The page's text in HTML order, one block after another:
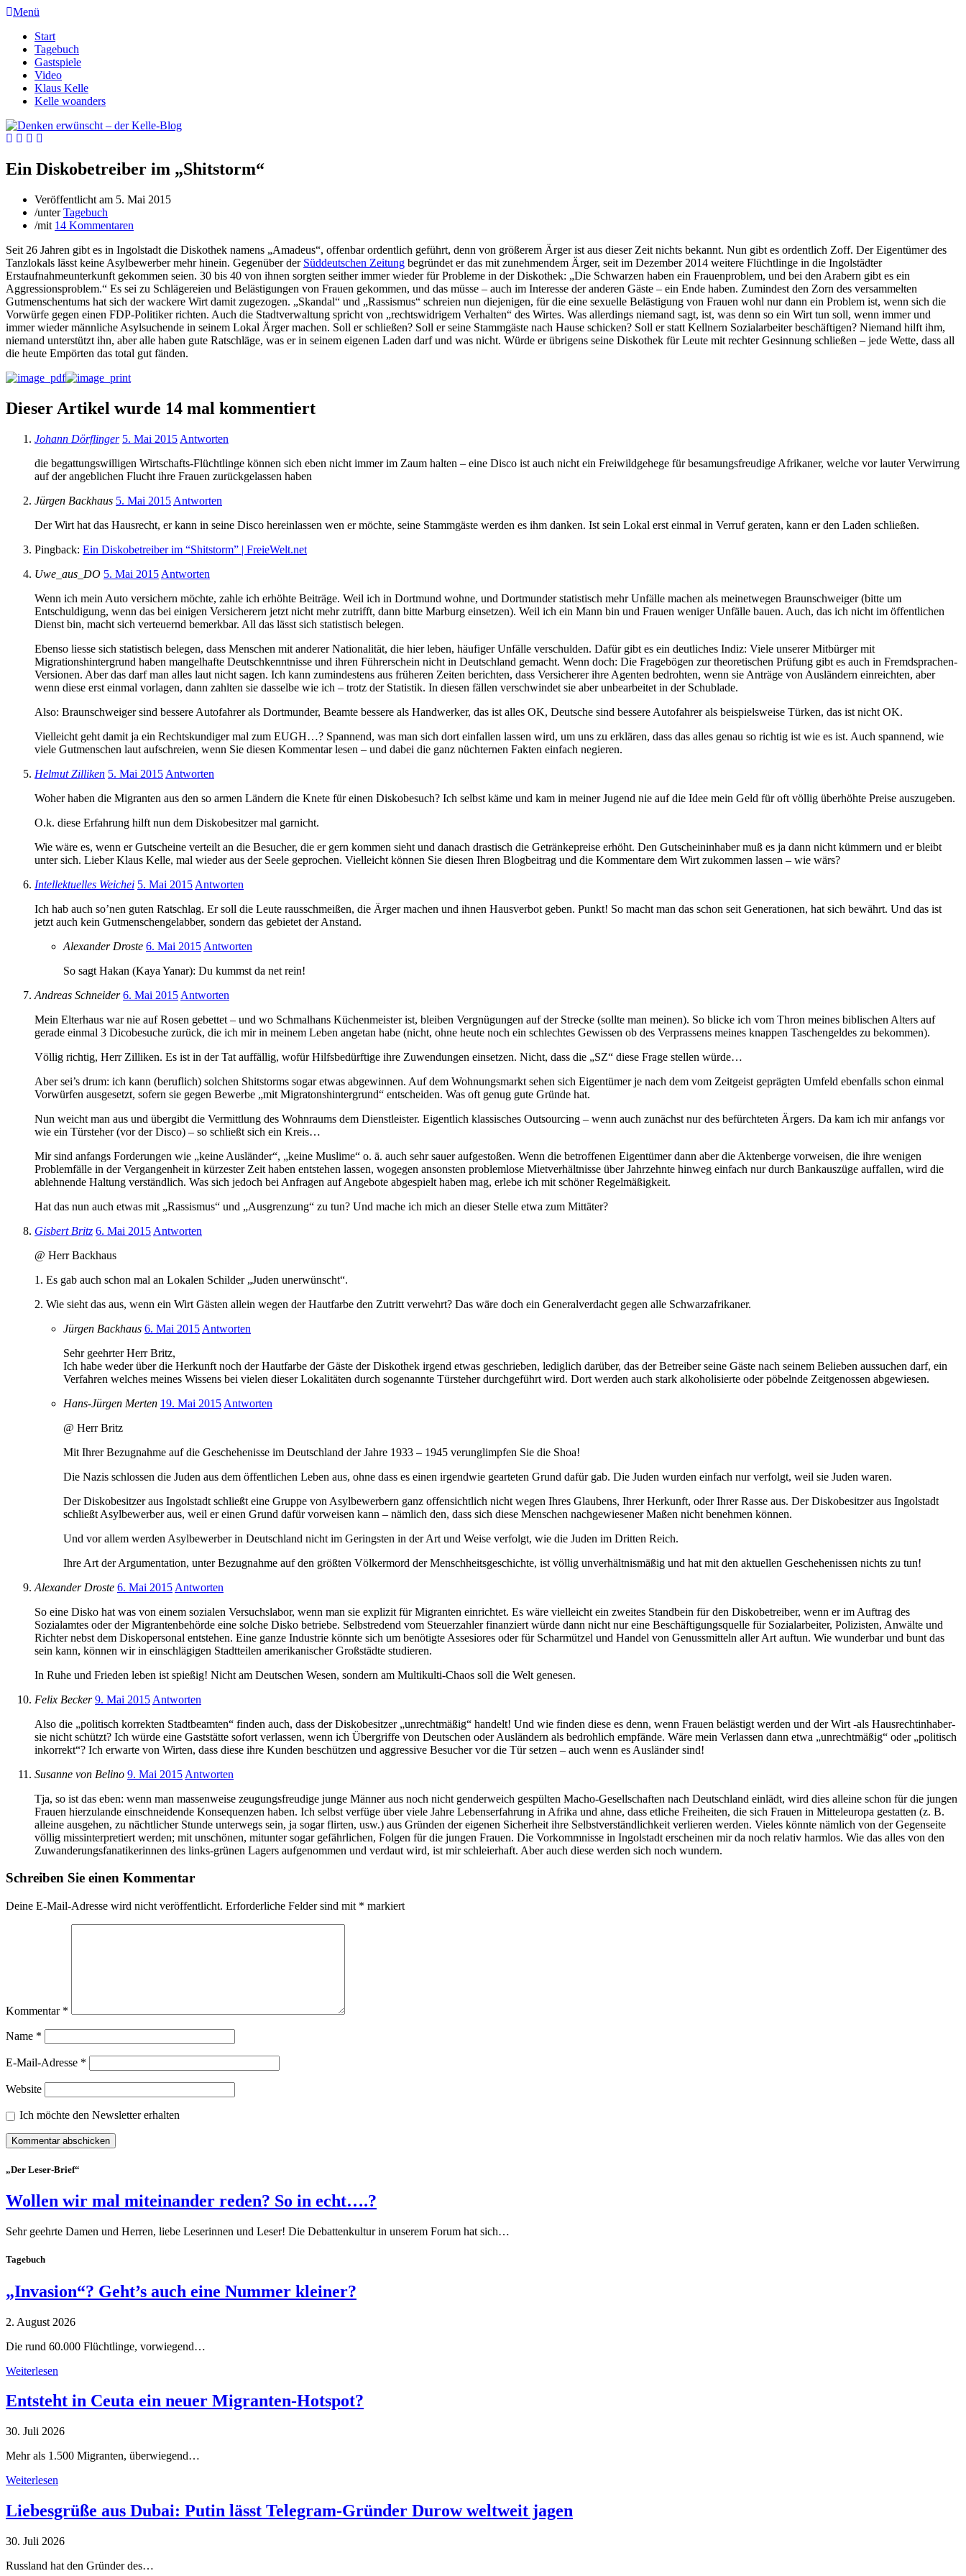
Menü
Start
Tagebuch
Gastspiele
Video
Klaus Kelle
Kelle woanders
Ein Diskobetreiber im „Shitstorm“
Veröffentlicht am 5. Mai 2015
/unterTagebuch
/mit 14 Kommentaren
Seit 26 Jahren gibt es in Ingolstadt die Diskothek namens „Amadeus“, offenbar ordentlich geführt, denn von größerem Ärger ist aus dieser Zeit nichts bekannt. Nun gibt es ordentlich Zoff. Der Eigentümer des
Tanzlokals lässt keine Asylbewerber mehr hinein. Gegenüber der Süddeutschen Zeitung begründet er das mit zunehmendem Ärger, seit im Dezember 2014 weitere Flüchtlinge in die Ingolstädter
Erstaufnahmeunterkunft gekommen seien. 30 bis 40 von ihnen sorgten seither immer wieder für Probleme in der Diskothek: „Die Schwarzen haben ein Frauenproblem, und bei den Arabern gibt es ein
Aggressionsproblem.“ Es sei zu Schlägereien und Belästigungen von Frauen gekommen, und das müsse – auch im Interesse der anderen Gäste – ein Ende haben. Zumindest den Zorn des versammelten
Gutmenschentums hat sich der wackere Wirt damit zugezogen. „Skandal“ und „Rassismus“ schreien nun diejenigen, für die eine sexuelle Belästigung von Frauen wohl nur dann ein Problem ist, wenn sich die
Vorwürfe gegen einen FDP-Politiker richten. Auch die Stadtverwaltung spricht von „rechtswidrigem Verhalten“ des Wirtes. Was allerdings niemand sagt, ist, was denn so ein Wirt tun soll, wenn immer und
immer wieder männliche Asylsuchende in seinem Lokal Ärger machen. Soll er schließen? Soll er seine Stammgäste nach Hause schicken? Soll er statt Kellnern Sozialarbeiter beschäftigen? Niemand hilft ihm,
niemand unterstützt ihn, aber alle haben gute Ratschläge, was er in seinem eigenen Laden darf und was nicht. Würde er übrigens seine Diskothek für Leute mit rechter Gesinnung schließen – jede Wette, dass all
die heute Empörten das total gut fänden.
Dieser Artikel wurde 14 mal kommentiert
Johann Dörflinger 5. Mai 2015 Antworten
die begattungswilligen Wirtschafts-Flüchtlinge können sich eben nicht immer im Zaum halten – eine Disco ist auch nicht ein Freiwildgehege für besamungsfreudige Afrikaner, welche vor lauter Verwirrung
auf der angeblichen Flucht ihre Frauen zurückgelassen haben
Jürgen Backhaus 5. Mai 2015 Antworten
Der Wirt hat das Hausrecht, er kann in seine Disco hereinlassen wen er möchte, seine Stammgäste werden es ihm danken. Ist sein Lokal erst einmal in Verruf geraten, kann er den Laden schließen.
Pingback: Ein Diskobetreiber im “Shitstorm” | FreieWelt.net
Uwe_aus_DO 5. Mai 2015 Antworten
Wenn ich mein Auto versichern möchte, zahle ich erhöhte Beiträge. Weil ich in Dortmund wohne, und Dortmunder statistisch mehr Unfälle machen als meinetwegen Braunschweiger (bitte um
Entschuldigung, wenn das bei einigen Versicherern jetzt nicht mehr zutrifft, dann bitte Marburg einsetzen). Weil ich ein Mann bin und Frauen weniger Unfälle bauen. Auch, das ich nicht im öffentlichen
Dienst bin, macht sich verteuernd bemerkbar. All das lässt sich statistisch belegen.
Ebenso liesse sich statistisch belegen, dass Menschen mit anderer Nationalität, die hier leben, häufiger Unfälle verschulden. Dafür gibt es ein deutliches Indiz: Viele unserer Mitbürger mit
Migrationshintergrund haben mangelhafte Deutschkenntnisse und ihren Führerschein nicht in Deutschland gemacht. Wenn doch: Die Fragebögen zur theoretischen Prüfung gibt es auch in Fremdsprachen-
Versionen. Aber das darf man alles laut nicht sagen. Ich kann zumindestens aus früheren Zeiten berichten, dass Versicherer ihre Agenten bedrohten, wenn sie Anträge von Ausländern einreichten, aber
wenn diese erst einmal vorlagen, dann zahlten sie dasselbe wie ich – trotz der Statistik. In diesen fällen verschwindet sie aber unbearbeitet in der Schublade.
Also: Braunschweiger sind bessere Autofahrer als Dortmunder, Beamte bessere als Handwerker, das ist alles OK, Deutsche sind bessere Autofahrer als beispielsweise Türken, das ist nicht OK.
Vielleicht geht damit ja ein Rechtskundiger mal zum EUGH…? Spannend, was man sich dort einfallen lassen wird, um uns zu erklären, dass das alles genau so richtig ist wie es ist. Auch spannend, wie
viele Gutmenschen laut aufschreien, wenn Sie diesen Kommentar lesen – und dabei die ganz nüchternen Fakten einfach negieren.
Helmut Zilliken 5. Mai 2015 Antworten
Woher haben die Migranten aus den so armen Ländern die Knete für einen Diskobesuch? Ich selbst käme und kam in meiner Jugend nie auf die Idee mein Geld für oft völlig überhöhte Preise auszugeben.
O.k. diese Erfahrung hilft nun dem Diskobesitzer mal garnicht.
Wie wäre es, wenn er Gutscheine verteilt an die Besucher, die er gern kommen sieht und danach drastisch die Getränkepreise erhöht. Den Gutscheininhaber muß es ja dann nicht kümmern und er bleibt
unter sich. Lieber Klaus Kelle, mal wieder aus der Seele geprochen. Vielleicht können Sie diesen Ihren Blogbeitrag und die Kommentare dem Wirt zukommen lassen – wie wärs?
Intellektuelles Weichei 5. Mai 2015 Antworten
Ich hab auch so’nen guten Ratschlag. Er soll die Leute rausschmeißen, die Ärger machen und ihnen Hausverbot geben. Punkt! So macht man das schon seit Generationen, hat sich bewährt. Und das ist
jetzt auch kein Gutmenschengelabber, sondern das gebietet der Anstand.
Alexander Droste 6. Mai 2015 Antworten
So sagt Hakan (Kaya Yanar): Du kummst da net rein!
Andreas Schneider 6. Mai 2015 Antworten
Mein Elterhaus war nie auf Rosen gebettet – und wo Schmalhans Küchenmeister ist, bleiben Vergnügungen auf der Strecke (sollte man meinen). So blicke ich vom Thron meines biblischen Alters auf
gerade einmal 3 Dicobesuche zurück, die ich mir in meinem Leben angetan habe (nicht, ohne heute noch ein schlechtes Gewissen ob des Verprassens meines knappen Taschengeldes zu bekommen).
Völlig richtig, Herr Zilliken. Es ist in der Tat auffällig, wofür Hilfsbedürftige ihre Zuwendungen einsetzen. Nicht, dass die „SZ“ diese Frage stellen würde…
Aber sei’s drum: ich kann (beruflich) solchen Shitstorms sogar etwas abgewinnen. Auf dem Wohnungsmarkt sehen sich Eigentümer je nach dem vom Zeitgeist geprägten Umfeld ebenfalls schon einmal
Vorwürfen ausgesetzt, sofern sie gegen Bewerbe „mit Migratonshintergrund“ entscheiden. Was oft genug gute Gründe hat.
Nun weicht man aus und übergibt die Vermittlung des Wohnraums dem Dienstleister. Eigentlich klassisches Outsourcing – wenn auch zunächst nur des befürchteten Ärgers. Da kam ich mir anfangs vor
wie ein Türsteher (vor der Disco) – so schließt sich ein Kreis…
Mir sind anfangs Forderungen wie „keine Ausländer“, „keine Muslime“ o. ä. auch sehr sauer aufgestoßen. Wenn die betroffenen Eigentümer dann aber die Aktenberge vorweisen, die ihre wenigen
Problemfälle in der Vergangenheit in kürzester Zeit haben entstehen lassen, wogegen ansonsten problemlose Mietverhältnisse über Jahrzehnte hinweg einfach nur durch Bankauszüge auffallen, wird die
ablehnende Haltung verständlich. Was sich jedoch bei Anfragen auf Angebote abgespielt haben mag, erlebe ich mit schöner Regelmäßigkeit.
Hat das nun auch etwas mit „Rassismus“ und „Ausgrenzung“ zu tun? Und mache ich mich an dieser Stelle etwa zum Mittäter?
Gisbert Britz 6. Mai 2015 Antworten
@ Herr Backhaus
1. Es gab auch schon mal an Lokalen Schilder „Juden unerwünscht“.
2. Wie sieht das aus, wenn ein Wirt Gästen allein wegen der Hautfarbe den Zutritt verwehrt? Das wäre doch ein Generalverdacht gegen alle Schwarzafrikaner.
Jürgen Backhaus 6. Mai 2015 Antworten
Sehr geehrter Herr Britz,
Ich habe weder über die Herkunft noch der Hautfarbe der Gäste der Diskothek irgend etwas geschrieben, lediglich darüber, das der Betreiber seine Gäste nach seinem Belieben aussuchen darf, ein
Verfahren welches meines Wissens bei vielen dieser Lokalitäten durch sogenannte Türsteher durchgeführt wird. Dort werden auch stark alkoholisierte oder pöbelnde Zeitgenossen abgewiesen.
Hans-Jürgen Merten 19. Mai 2015 Antworten
@ Herr Britz
Mit Ihrer Bezugnahme auf die Geschehenisse im Deutschland der Jahre 1933 – 1945 verunglimpfen Sie die Shoa!
Die Nazis schlossen die Juden aus dem öffentlichen Leben aus, ohne dass es einen irgendwie gearteten Grund dafür gab. Die Juden wurden einfach nur verfolgt, weil sie Juden waren.
Der Diskobesitzer aus Ingolstadt schließt eine Gruppe von Asylbewerbern ganz offensichtlich nicht wegen Ihres Glaubens, Ihrer Herkunft, oder Ihrer Rasse aus. Der Diskobesitzer aus Ingolstadt
schließt Asylbewerber aus, weil er einen Grund dafür vorweisen kann – nämlich den, dass sich diese Menschen nachgewiesener Maßen nicht benehmen können.
Und vor allem werden Asylbewerber in Deutschland nicht im Geringsten in der Art und Weise verfolgt, wie die Juden im Dritten Reich.
Ihre Art der Argumentation, unter Bezugnahme auf den größten Völkermord der Menschheitsgeschichte, ist völlig unverhältnismäßig und hat mit den aktuellen Geschehenissen nichts zu tun!
Alexander Droste 6. Mai 2015 Antworten
So eine Disko hat was von einem sozialen Versuchslabor, wenn man sie explizit für Migranten einrichtet. Es wäre vielleicht ein zweites Standbein für den Diskobetreiber, wenn er im Auftrag des
Sozialamtes oder der Migrantenbehörde eine solche Disko betriebe. Selbstredend vom Steuerzahler finanziert würde dann nicht nur eine Beschäftigungsquelle für Sozialarbeiter, Polizisten, Anwälte und
Richter nebst dem Diskopersonal entstehen. Eine ganze Industrie könnte sich um benötigte Assesiores oder für Scharmützel und Handel von Genussmitteln aller Art auftun. Wie wunderbar und bunt das
sein kann, können wir in einschlägigen Stadtteilen amerikanischer Großstädte studieren.
In Ruhe und Frieden leben ist spießig! Nicht am Deutschen Wesen, sondern am Multikulti-Chaos soll die Welt genesen.
Felix Becker 9. Mai 2015 Antworten
Also die „politisch korrekten Stadtbeamten“ finden auch, dass der Diskobesitzer „unrechtmäßig“ handelt! Und wie finden diese es denn, wenn Frauen belästigt werden und der Wirt -als Hausrechtinhaber-
sie nicht schützt? Ich würde eine Gaststätte sofort verlassen, wenn ich Übergriffe von Deutschen oder Ausländern als bedrohlich empfände. Wäre mein Verlassen dann etwa „unrechtmäßig“ oder „politisch
inkorrekt“? Ich erwarte von Wirten, dass diese ihre Kunden beschützen und aggressive Besucher vor die Tür setzen – auch wenn es Ausländer sind!
Susanne von Belino 9. Mai 2015 Antworten
Tja, so ist das eben: wenn man massenweise zeugungsfreudige junge Männer aus noch nicht genderweich gespülten Macho-Gesellschaften nach Deutschland einlädt, wird dies alleine schon für die jungen
Frauen hierzulande einschneidende Konsequenzen haben. Ich selbst verfüge über viele Jahre Lebenserfahrung in Afrika und ahne, dass etliche Freiheiten, die sich Frauen in Mitteleuropa gestatten (z. B.
alleine ausgehen, zu nächtlicher Stunde unterwegs sein, ja sogar flirten, usw.) aus Gründen der eigenen Sicherheit ihre Selbstverständlichkeit verlieren werden. Vieles könnte nämlich von der Gegenseite
völlig missinterpretiert werden; mit unschönen, mitunter sogar gefährlichen, Folgen für die jungen Frauen. Die Vorkommnisse in Ingolstadt erscheinen mir da noch relativ harmlos. Wie das alles von den
Zuwanderungsfanatikerinnen des links-grünen Lagers aufgenommen und verdaut wird, ist mir schleierhaft. Aber auch diese werden sich noch wundern.
Schreiben Sie einen Kommentar
Deine E-Mail-Adresse wird nicht veröffentlicht. Erforderliche Felder sind mit * markiert
Kommentar *
Name *
E-Mail-Adresse *
Website
Ich möchte den Newsletter erhalten
„Der Leser-Brief“
Wollen wir mal miteinander reden? So in echt….?
Sehr geehrte Damen und Herren, liebe Leserinnen und Leser! Die Debattenkultur in unserem Forum hat sich…
Tagebuch
„Invasion“? Geht’s auch eine Nummer kleiner?
2. August 2026
Die rund 60.000 Flüchtlinge, vorwiegend…
Weiterlesen
Entsteht in Ceuta ein neuer Migranten-Hotspot?
30. Juli 2026
Mehr als 1.500 Migranten, überwiegend…
Weiterlesen
Liebesgrüße aus Dubai: Putin lässt Telegram-Gründer Durow weltweit jagen
30. Juli 2026
Russland hat den Gründer des…